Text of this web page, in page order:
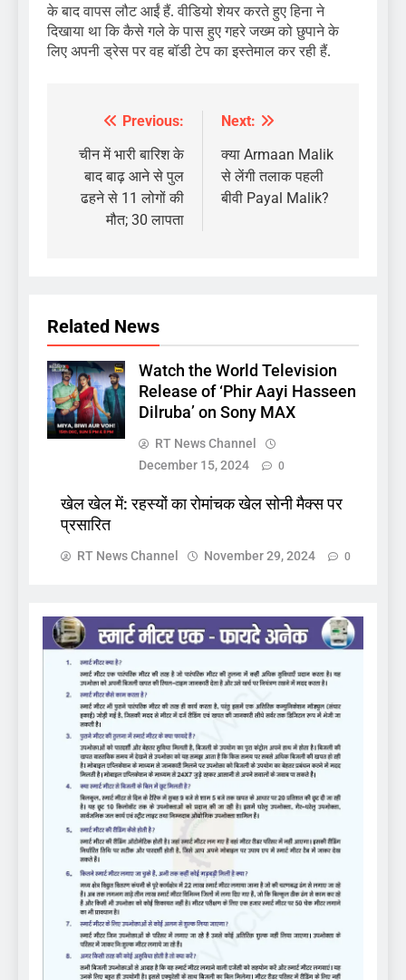
के बाद वापस लौट आईं हैं. वीडियो शेयर करते हुए हिना ने
दिखाया था कि कैसे गले के पास हुए गहरे जख्म को छुपाने के
लिए अपनी ड्रेस पर वह बॉडी टेप का इस्तेमाल कर रही हैं.
Post
navigation
Previous:
चीन में भारी बारिश के
बाद बाढ़ आने से पुल
ढहने से 11 लोगों की
मौत; 30 लापता
Next:
क्या Armaan Malik
से लेंगी तलाक पहली
बीवी Payal Malik?
Related News
Watch the World Television
Release of ‘Phir Aayi Hasseen
Dilruba’ on Sony MAX
RT News Channel
December 15, 2024
0
खेल खेल में: रहस्यों का रोमांचक खेल सोनी मैक्स पर
प्रसारित
RT News Channel November 29, 2024 0